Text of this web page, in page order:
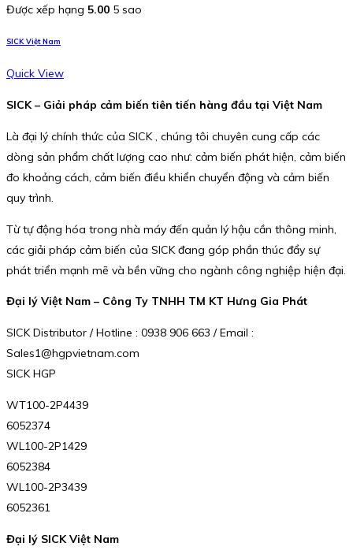
Được xếp hạng 5.00 5 sao
SICK Việt Nam
Quick View
SICK – Giải pháp cảm biến tiên tiến hàng đầu tại Việt Nam
Là đại lý chính thức của SICK , chúng tôi chuyên cung cấp các
dòng sản phẩm chất lượng cao như: cảm biến phát hiện, cảm biến
đo khoảng cách, cảm biến điều khiển chuyển động và cảm biến
quy trình.
Từ tự động hóa trong nhà máy đến quản lý hậu cần thông minh,
các giải pháp cảm biến của SICK đang góp phần thúc đẩy sự
phát triển mạnh mẽ và bền vững cho ngành công nghiệp hiện đại.
Đại lý Việt Nam – Công Ty TNHH TM KT Hưng Gia Phát
SICK Distributor / Hotline : 0938 906 663 / Email :
Sales1@hgpvietnam.com
SICK HGP
WT100-2P4439
6052374
WL100-2P1429
6052384
WL100-2P3439
6052361
Đại lý SICK Việt Nam